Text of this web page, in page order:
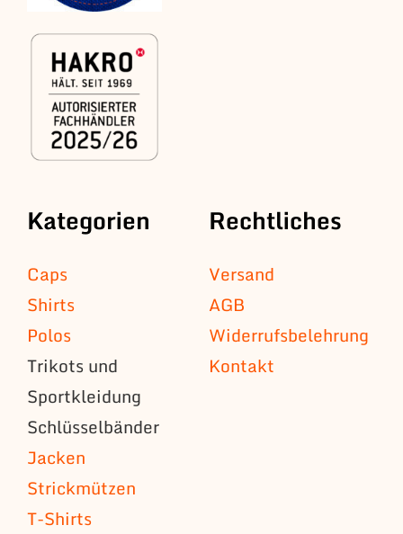
Kategorien
Caps
Shirts
Polos
Trikots und
Sportkleidung
Schlüsselbänder
Jacken
Strickmützen
T-Shirts
Rechtliches
Versand
AGB
Widerrufsbelehrung
Kontakt